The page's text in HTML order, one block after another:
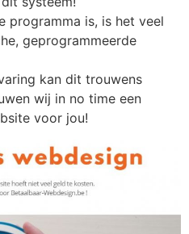
programma is, is het veel
geprogrammeerde
kan dit trouwens
wij in no time een
voor jou!